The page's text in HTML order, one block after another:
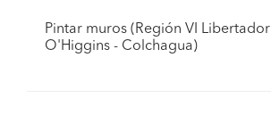
Pintar muros (Región VI Libertador
O'Higgins - Colchagua)